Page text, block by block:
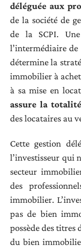
déléguée aux
de la société de
de la SCPI.
l’intermédiaire de
détermine la
immobilier à
à sa mise en
assure la
des locataires au
Cette gestion
l’investisseur qui
secteur
des
immobilier.
pas de bien
possède des titres
du bien